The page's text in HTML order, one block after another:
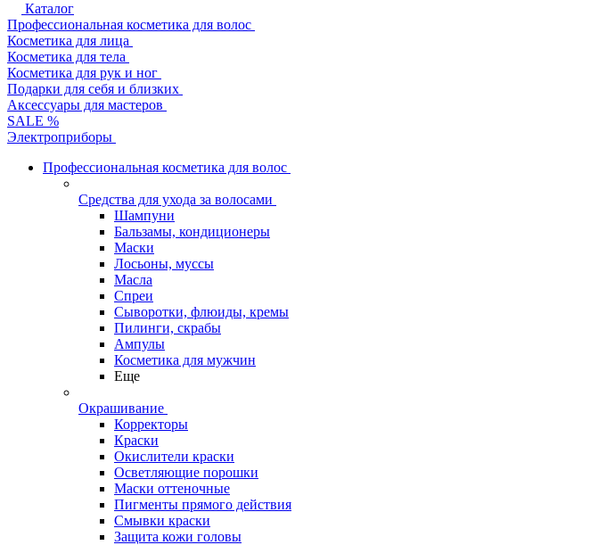
Каталог
Профессиональная косметика для волос
Косметика для лица
Косметика для тела
Косметика для рук и ног
Подарки для себя и близких
Аксессуары для мастеров
SALE %
Электроприборы
Профессиональная косметика для волос
Средства для ухода за волосами
Шампуни
Бальзамы, кондиционеры
Маски
Лосьоны, муссы
Масла
Спреи
Сыворотки, флюиды, кремы
Пилинги, скрабы
Ампулы
Косметика для мужчин
Еще
Окрашивание
Корректоры
Краски
Окислители краски
Осветляющие порошки
Маски оттеночные
Пигменты прямого действия
Смывки краски
Защита кожи головы